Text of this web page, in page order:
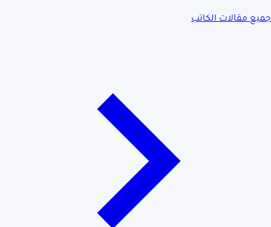
جميع مقالات الكاتب